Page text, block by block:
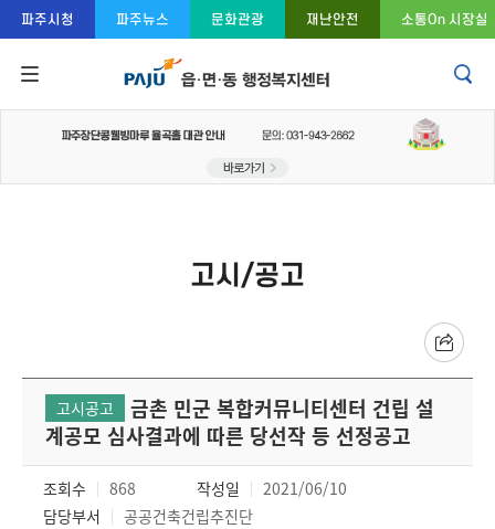
콘텐츠 바로가기
주메뉴 바로가기
푸터 바로가기
파주시청 파주뉴스 문화관광 재난안전 소통On 시장실
고시/공고
고시공고
금촌 민군 복합커뮤니티센터 건립 설
계공모 심사결과에 따른 당선작 등 선정공고
조회수 868 작성일
2021/06/10
담당부서
공공건축건립추진단